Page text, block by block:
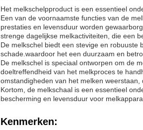
Het melkschelpproduct is een essentieel
Een van de voornaamste functies van de
prestaties en levensduur worden
strenge dagelijkse melkactiviteiten, die een
De melkschel biedt een stevige en
schade.waardoor het een duurzaam en
De melkschel is speciaal ontworpen om de
doeltreffendheid van het melkproces te
omstandigheden van het melken
Kortom, de melkschaal is een essentieel
bescherming en levensduur voor
Kenmerken: